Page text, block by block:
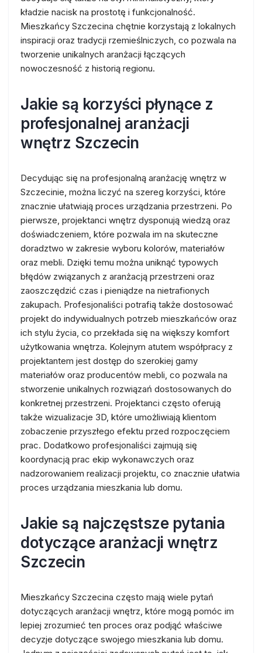
kładzie nacisk na prostotę i funkcjonalność.
Mieszkańcy Szczecina chętnie korzystają z lokalnych
inspiracji oraz tradycji rzemieślniczych, co pozwala na
tworzenie unikalnych aranżacji łączących
nowoczesność z historią regionu.
Jakie są korzyści płynące z
profesjonalnej aranżacji
wnętrz Szczecin
Decydując się na profesjonalną aranżację wnętrz w
Szczecinie, można liczyć na szereg korzyści, które
znacznie ułatwiają proces urządzania przestrzeni. Po
pierwsze, projektanci wnętrz dysponują wiedzą oraz
doświadczeniem, które pozwala im na skuteczne
doradztwo w zakresie wyboru kolorów, materiałów
oraz mebli. Dzięki temu można uniknąć typowych
błędów związanych z aranżacją przestrzeni oraz
zaoszczędzić czas i pieniądze na nietrafionych
zakupach. Profesjonaliści potrafią także dostosować
projekt do indywidualnych potrzeb mieszkańców oraz
ich stylu życia, co przekłada się na większy komfort
użytkowania wnętrza. Kolejnym atutem współpracy z
projektantem jest dostęp do szerokiej gamy
materiałów oraz producentów mebli, co pozwala na
stworzenie unikalnych rozwiązań dostosowanych do
konkretnej przestrzeni. Projektanci często oferują
także wizualizacje 3D, które umożliwiają klientom
zobaczenie przyszłego efektu przed rozpoczęciem
prac. Dodatkowo profesjonaliści zajmują się
koordynacją prac ekip wykonawczych oraz
nadzorowaniem realizacji projektu, co znacznie ułatwia
proces urządzania mieszkania lub domu.
Jakie są najczęstsze pytania
dotyczące aranżacji wnętrz
Szczecin
Mieszkańcy Szczecina często mają wiele pytań
dotyczących aranżacji wnętrz, które mogą pomóc im
lepiej zrozumieć ten proces oraz podjąć właściwe
decyzje dotyczące swojego mieszkania lub domu.